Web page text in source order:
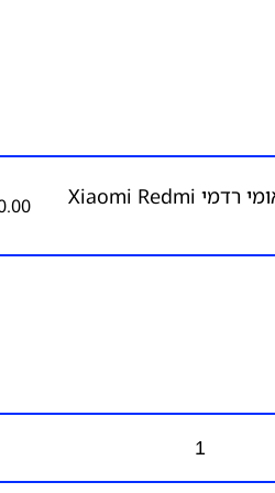
מסך עם מסגרת שיאומי רדמי Xiaomi Redmi